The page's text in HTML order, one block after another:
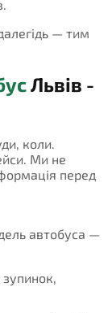
— тим
Львів -
коли.
Ми не
перед
автобуса —